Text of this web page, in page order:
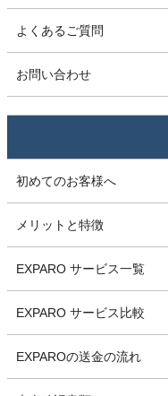
よくあるご質問
お問い合わせ
初めてのお客様へ
メリットと特徴
EXPARO サービス一覧
EXPARO サービス比較
EXPAROの送金の流れ